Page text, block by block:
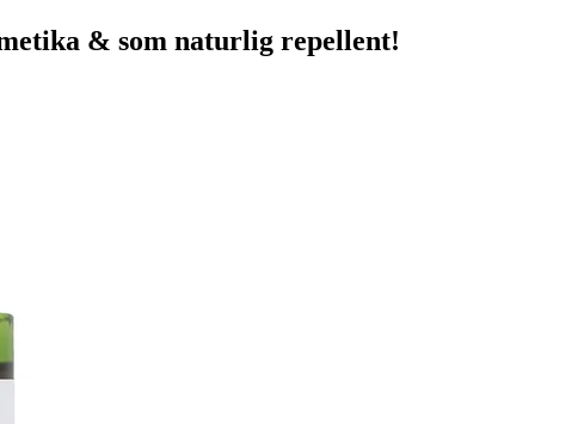
& som naturlig repellent!